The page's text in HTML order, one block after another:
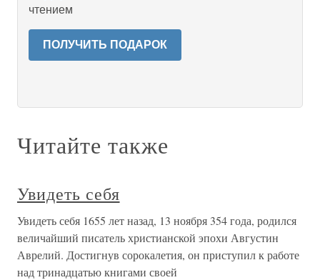
чтением
ПОЛУЧИТЬ ПОДАРОК
Читайте также
Увидеть себя
Увидеть себя 1655 лет назад, 13 ноября 354 года, родился
величайший писатель христианской эпохи Августин
Аврелий. Достигнув сорокалетия, он приступил к работе
над тринадцатью книгами своей